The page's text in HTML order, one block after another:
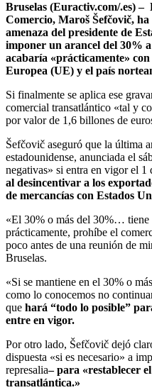
Bruselas (Euractiv.com/.es) –
Comercio, Maroš Šefčovič,
amenaza del presidente de
imponer un arancel del 30%
acabaría «prácticamente»
Europea (UE) y el país
Si finalmente se aplica ese
comercial transatlántico «tal y
por valor de 1,6 billones de
Šefčovič aseguró que la última
estadounidense, anunciada el
negativas» si entra en vigor el 1
al desincentivar a los
de mercancías con Estados
«El 30% o más del 30%… tiene
prácticamente, prohíbe el
poco antes de una reunión de
Bruselas.
«Si se mantiene en el 30% o
como lo conocemos no
que hará “todo lo posible”
entre en vigor.
Por otro lado, Šefčovič dejó
dispuesta «si es necesario» a
represalia– para «restablecer
transatlántica.»